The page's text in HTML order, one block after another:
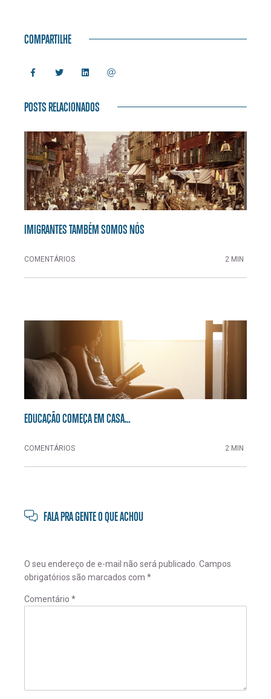
COMPARTILHE
POSTS RELACIONADOS
IMIGRANTES TAMBÉM SOMOS NÓS
COMENTÁRIOS 2 MIN
EDUCAÇÃO COMEÇA EM CASA…
COMENTÁRIOS 2 MIN
FALA PRA GENTE O QUE ACHOU
O seu endereço de e-mail não será publicado. Campos
obrigatórios são marcados com *
Comentário *